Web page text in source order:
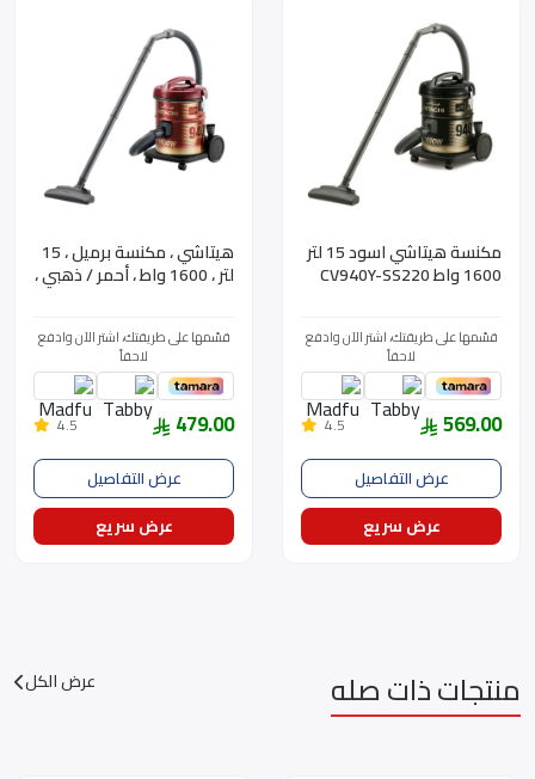
مكنسة هيتاشي اسود 15 لتر
1600 واط CV940Y-SS220
قسّمها على طريقتك، اشتر الآن وادفع
لاحقاً
569.00
4.5
عرض التفاصيل
عرض سريع
هيتاشي ، مكنسة برميل ، 15
لتر ، 1600 واط ، أحمر / ذهبي ،
قسّمها على طريقتك، اشتر الآن وادفع
لاحقاً
479.00
4.5
عرض التفاصيل
عرض سريع
منتجات ذات صله عرض الكل